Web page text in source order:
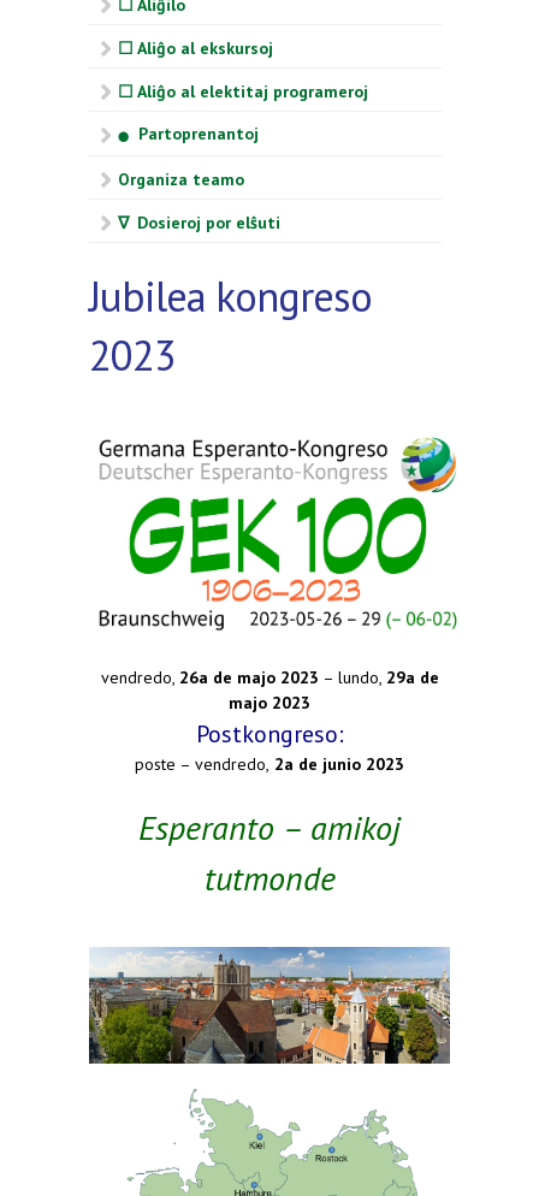
☐ Aliĝilo
☐ Aliĝo al ekskursoj
☐ Aliĝo al elektitaj programeroj
⬤ Partoprenantoj
Organiza teamo
∇ Dosieroj por elŝuti
Jubilea kongreso
2023
vendredo, 26a de majo 2023 – lundo, 29a de
majo 2023
Postkongreso:
poste – vendredo, 2a de junio 2023
Esperanto – amikoj
tutmonde